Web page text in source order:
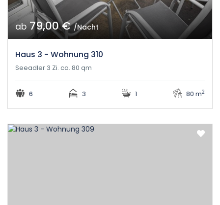
ab79,00 €/Nacht
Haus 3 - Wohnung 310
Seeadler 3 Zi. ca. 80 qm
6 3 1 80 m2